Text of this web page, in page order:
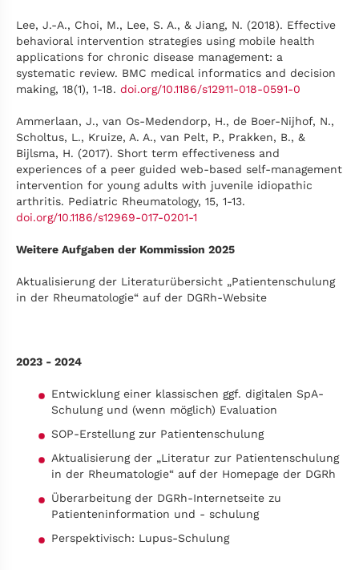
Lee, J.-A., Choi, M., Lee, S. A., & Jiang, N. (2018). Effective
behavioral intervention strategies using mobile health
applications for chronic disease management: a
systematic review. BMC medical informatics and decision
making, 18(1), 1-18. doi.org/10.1186/s12911-018-0591-0
Ammerlaan, J., van Os-Medendorp, H., de Boer-Nijhof, N.,
Scholtus, L., Kruize, A. A., van Pelt, P., Prakken, B., &
Bijlsma, H. (2017). Short term effectiveness and
experiences of a peer guided web-based self-management
intervention for young adults with juvenile idiopathic
arthritis. Pediatric Rheumatology, 15, 1-13.
doi.org/10.1186/s12969-017-0201-1
Weitere Aufgaben der Kommission 2025
Aktualisierung der Literaturübersicht „Patientenschulung
in der Rheumatologie“ auf der DGRh-Website
2023 - 2024
Entwicklung einer klassischen ggf. digitalen SpA-
Schulung und (wenn möglich) Evaluation
SOP-Erstellung zur Patientenschulung
Aktualisierung der „Literatur zur Patientenschulung
in der Rheumatologie“ auf der Homepage der DGRh
Überarbeitung der DGRh-Internetseite zu
Patienteninformation und - schulung
Perspektivisch: Lupus-Schulung